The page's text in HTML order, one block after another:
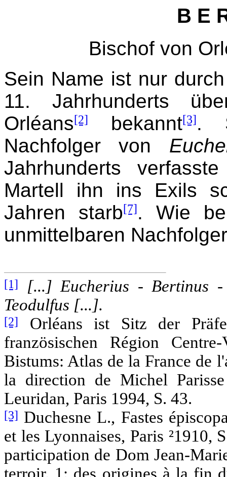
B E
Bischof von
Sein Name ist nur
11. Jahrhunderts
Orléans[2] bekannt[3].
Nachfolger von
Jahrhunderts
Martell ihn ins Exils
Jahren starb[7]. Wie
unmittelbaren
[1]
[...] Eucherius - Bertinus
Teodulfus [...].
[2]
Orléans ist Sitz der
französischen Région
Bistums: Atlas de la France de
la direction de Michel
Leuridan, Paris 1994, S. 43.
[3] Duchesne L., Fastes
et les Lyonnaises, Paris ²1910,
participation de Dom Jean-
terroir. 1: des origines à la fin